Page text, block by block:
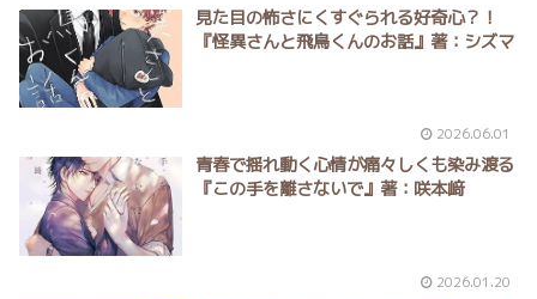
見た目の怖さにくすぐられる好奇心？！
『怪異さんと飛鳥くんのお話』著：シズマ
2026.06.01
青春で揺れ動く心情が痛々しくも染み渡る
『この手を離さないで』著：咲本﨑
2026.01.20